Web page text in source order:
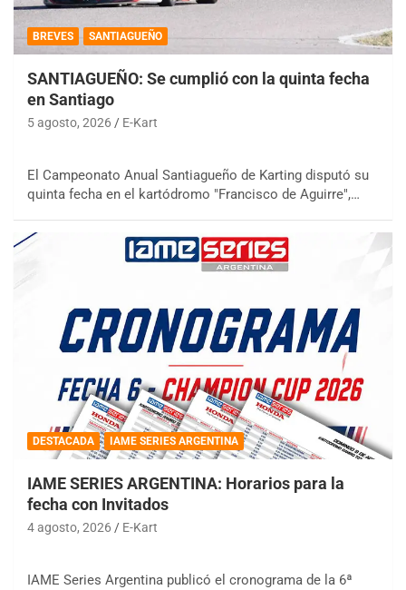
BREVES SANTIAGUEÑO
SANTIAGUEÑO: Se cumplió con la quinta fecha
en Santiago
5 agosto, 2026 E-Kart
El Campeonato Anual Santiagueño de Karting disputó su
quinta fecha en el kartódromo "Francisco de Aguirre",…
DESTACADA IAME SERIES ARGENTINA
IAME SERIES ARGENTINA: Horarios para la
fecha con Invitados
4 agosto, 2026 E-Kart
IAME Series Argentina publicó el cronograma de la 6ª